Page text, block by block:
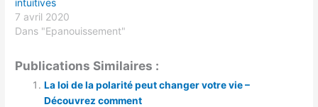
intuitives
7 avril 2020
Dans "Epanouissement"
Publications Similaires :
La loi de la polarité peut changer votre vie –
Découvrez comment